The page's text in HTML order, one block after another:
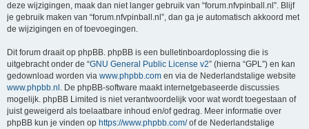
deze wijzigingen, maak dan niet langer gebruik van “forum.nfvpinball.nl”. Blijf
je gebruik maken van “forum.nfvpinball.nl”, dan ga je automatisch akkoord met
de wijzigingen en of toevoegingen.
Dit forum draait op phpBB. phpBB is een bulletinboardoplossing die is
uitgebracht onder de “GNU General Public License v2” (hierna “GPL”) en kan
gedownload worden via www.phpbb.com en via de Nederlandstalige website
www.phpbb.nl . De phpBB-software maakt internetgebaseerde discussies
mogelijk. phpBB Limited is niet verantwoordelijk voor wat wordt toegestaan of
juist geweigerd als toelaatbare inhoud en/of gedrag. Meer informatie over
phpBB kun je vinden op https://www.phpbb.com/of de Nederlandstalige